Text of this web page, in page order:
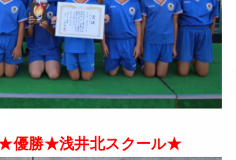
優勝★浅井北スクール★